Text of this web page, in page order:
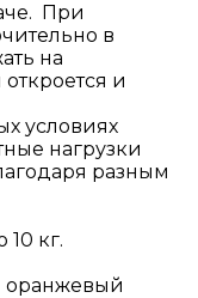
При
в
на
и
условиях
нагрузки
разным
10 кг.
оранжевый